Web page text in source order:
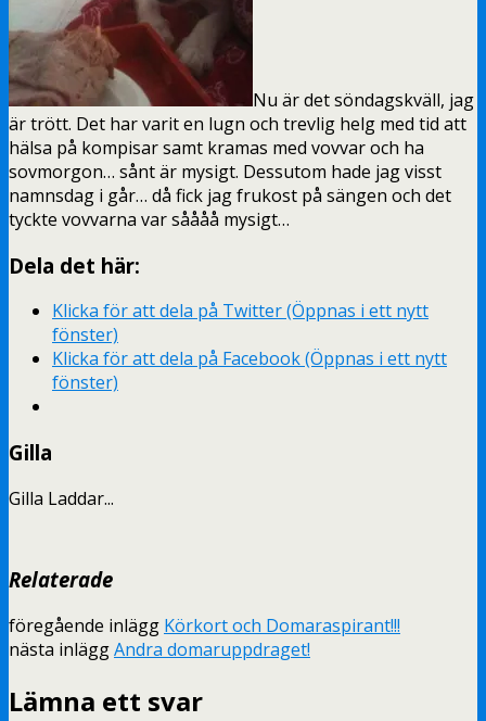
Nu är det söndagskväll, jag
är trött. Det har varit en lugn och trevlig helg med tid att
hälsa på kompisar samt kramas med vovvar och ha
sovmorgon… sånt är mysigt. Dessutom hade jag visst
namnsdag i går… då fick jag frukost på sängen och det
tyckte vovvarna var såååå mysigt…
Dela det här:
Klicka för att dela på Twitter (Öppnas i ett nytt
fönster)
Klicka för att dela på Facebook (Öppnas i ett nytt
fönster)
Gilla
Gilla Laddar...
Relaterade
föregående inlägg Körkort och Domaraspirant!!!
nästa inläggAndra domaruppdraget!
Lämna ett svar